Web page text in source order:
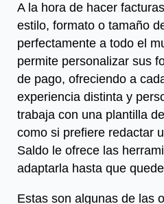
A la hora de hacer
estilo, formato o tamaño
perfectamente a todo el
permite personalizar sus
de pago, ofreciendo a
experiencia distinta y
trabaja con una plantilla
como si prefiere redactar
Saldo le ofrece las
adaptarla hasta que
Estas son algunas de las